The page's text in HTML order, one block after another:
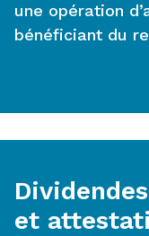
une opération
bénéficiant du
et